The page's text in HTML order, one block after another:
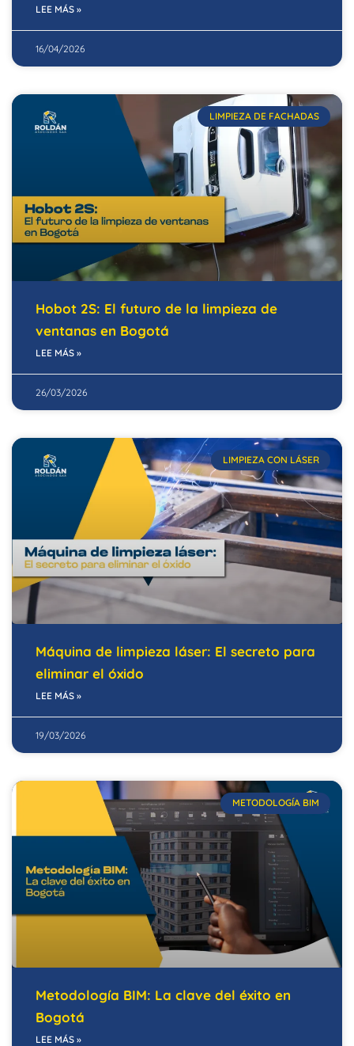
LEE MÁS »
16/04/2026
LIMPIEZA DE FACHADAS
Hobot 2S: El futuro de la limpieza de
ventanas en Bogotá
LEE MÁS »
26/03/2026
LIMPIEZA CON LÁSER
Máquina de limpieza láser: El secreto para
eliminar el óxido
LEE MÁS »
19/03/2026
METODOLOGÍA BIM
Metodología BIM: La clave del éxito en
Bogotá
LEE MÁS »